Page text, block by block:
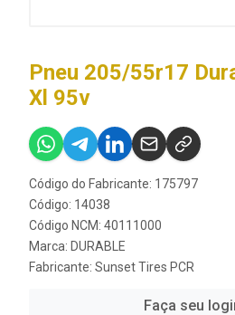
Pneu 205/55r17
Xl 95v
Código do Fabricante: 175797
Código: 14038
Código NCM: 40111000
Marca: DURABLE
Fabricante: Sunset Tires PCR
Faça seu